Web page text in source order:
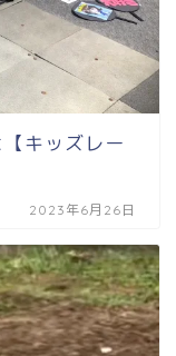
キッズレー
2023年6月26日